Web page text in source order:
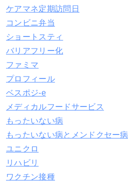
ケアマネ定期訪問日
コンビニ弁当
ショートスティ
バリアフリー化
ファミマ
プロフィール
ベスポジ-e
メディカルフードサービス
もったいない病
もったいない病とメンドクセー病
ユニクロ
リハビリ
ワクチン接種